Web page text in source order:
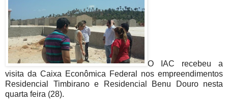
O IAC recebeu a
visita da Caixa Econômica Federal nos empreendimentos
Residencial Timbirano e Residencial Benu Douro nesta
quarta feira (28).